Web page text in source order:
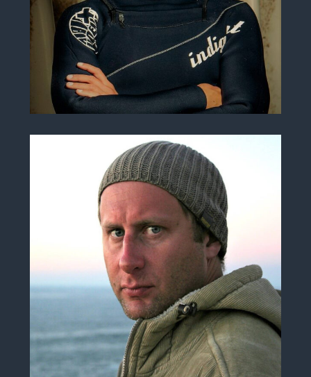
Pedro “Jarradas” Cabral
Daro Rusin
ZAŁOŻYCIEL SURFCREW